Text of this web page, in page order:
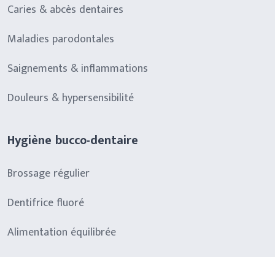
Caries & abcès dentaires
Maladies parodontales
Saignements & inflammations
Douleurs & hypersensibilité
Hygiène bucco-dentaire
Brossage régulier
Dentifrice fluoré
Alimentation équilibrée